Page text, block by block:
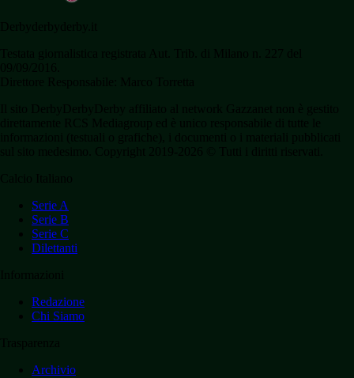
Serie A
Serie B
Serie C
Dilettanti
Redazione
Chi Siamo
Archivio